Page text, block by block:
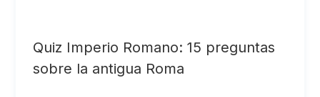
Quiz Imperio Romano: 15 preguntas
sobre la antigua Roma